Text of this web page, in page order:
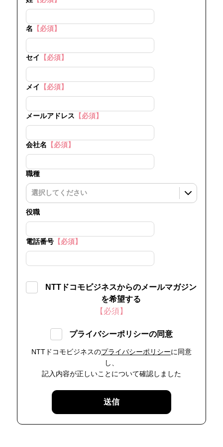
名 【必須】
セイ 【必須】
メイ 【必須】
メールアドレス 【必須】
会社名 【必須】
職種
役職
電話番号【必須】
NTTドコモビジネスからのメールマガジン
を希望する
【必須】
プライバシーポリシーの同意
NTTドコモビジネスのプライバシーポリシーに同意
し、
記入内容が正しいことについて確認しました
送信